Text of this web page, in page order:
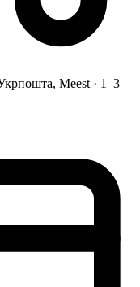
Meest · 1–3